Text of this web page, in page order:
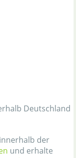
Deutschland
der
und erhalte